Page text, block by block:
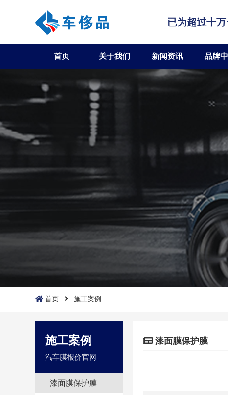
已为超过十
首页 关于我们 新闻资讯 品牌
首页 施工案例
施工案例
汽车膜报价官网
漆面膜保护膜
漆面膜保护膜